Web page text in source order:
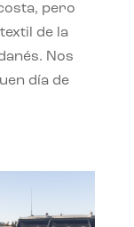
pero
de la
Nos
día de